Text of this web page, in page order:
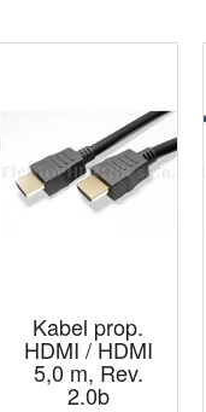
Kabel prop.
HDMI / HDMI
5,0 m, Rev.
2.0b